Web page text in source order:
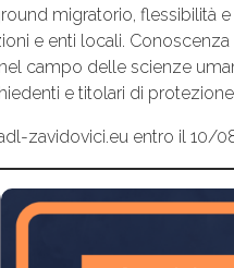
migratorio, flessibilità
e enti locali.
campo delle scienze
e titolari di
zavidovici.eu entro il 10/